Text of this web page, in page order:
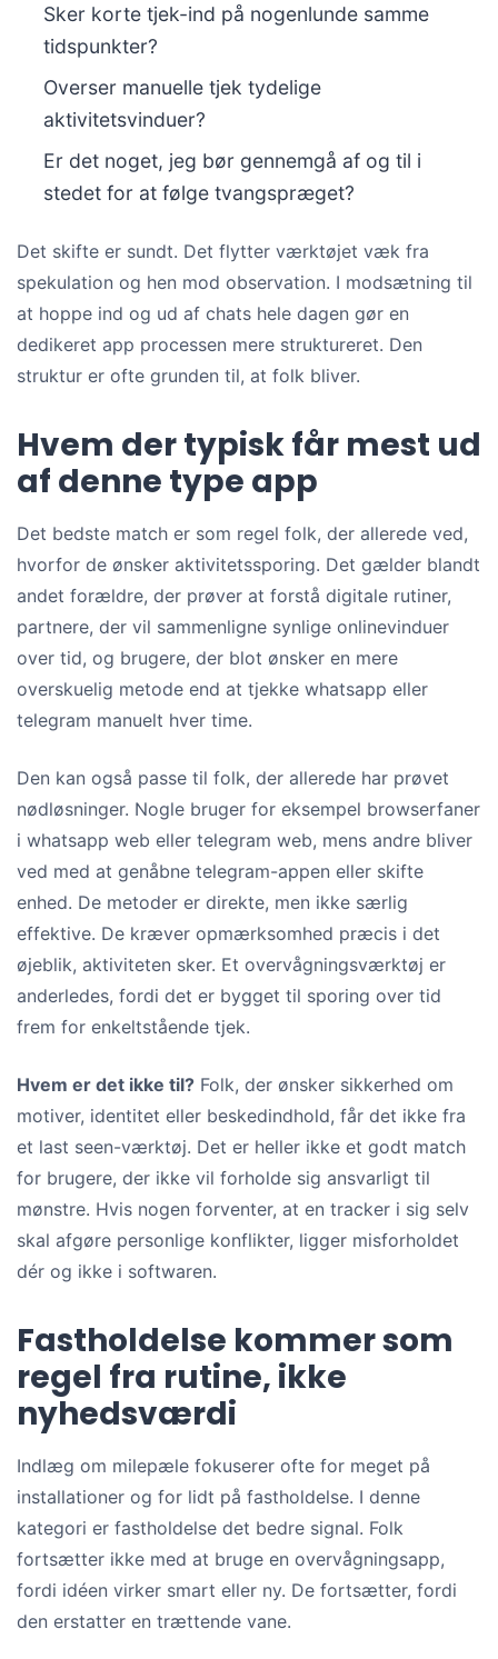
Sker korte tjek-ind på nogenlunde samme
tidspunkter?
Overser manuelle tjek tydelige
aktivitetsvinduer?
Er det noget, jeg bør gennemgå af og til i
stedet for at følge tvangspræget?
Det skifte er sundt. Det flytter værktøjet væk fra
spekulation og hen mod observation. I modsætning til
at hoppe ind og ud af chats hele dagen gør en
dedikeret app processen mere struktureret. Den
struktur er ofte grunden til, at folk bliver.
Hvem der typisk får mest ud
af denne type app
Det bedste match er som regel folk, der allerede ved,
hvorfor de ønsker aktivitetssporing. Det gælder blandt
andet forældre, der prøver at forstå digitale rutiner,
partnere, der vil sammenligne synlige onlinevinduer
over tid, og brugere, der blot ønsker en mere
overskuelig metode end at tjekke whatsapp eller
telegram manuelt hver time.
Den kan også passe til folk, der allerede har prøvet
nødløsninger. Nogle bruger for eksempel browserfaner
i whatsapp web eller telegram web, mens andre bliver
ved med at genåbne telegram-appen eller skifte
enhed. De metoder er direkte, men ikke særlig
effektive. De kræver opmærksomhed præcis i det
øjeblik, aktiviteten sker. Et overvågningsværktøj er
anderledes, fordi det er bygget til sporing over tid
frem for enkeltstående tjek.
Hvem er det ikke til? Folk, der ønsker sikkerhed om
motiver, identitet eller beskedindhold, får det ikke fra
et last seen-værktøj. Det er heller ikke et godt match
for brugere, der ikke vil forholde sig ansvarligt til
mønstre. Hvis nogen forventer, at en tracker i sig selv
skal afgøre personlige konflikter, ligger misforholdet
dér og ikke i softwaren.
Fastholdelse kommer som
regel fra rutine, ikke
nyhedsværdi
Indlæg om milepæle fokuserer ofte for meget på
installationer og for lidt på fastholdelse. I denne
kategori er fastholdelse det bedre signal. Folk
fortsætter ikke med at bruge en overvågningsapp,
fordi idéen virker smart eller ny. De fortsætter, fordi
den erstatter en trættende vane.